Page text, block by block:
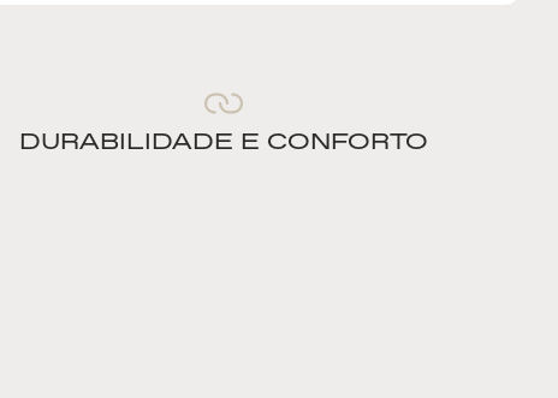
DURABILIDADE E CONFORTO